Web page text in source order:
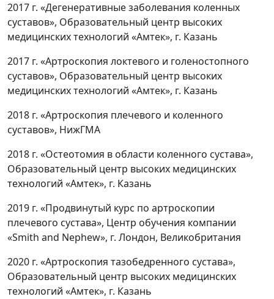
2017 г. «Дегенеративные заболевания коленных
суставов», Образовательный центр высоких
медицинских технологий «Амтек», г. Казань
2017 г. «Артроскопия локтевого и голеностопного
суставов», Образовательный центр высоких
медицинских технологий «Амтек», г. Казань
2018 г. «Артроскопия плечевого и коленного
суставов», НижГМА
2018 г. «Остеотомия в области коленного сустава»,
Образовательный центр высоких медицинских
технологий «Амтек», г. Казань
2019 г. «Продвинутый курс по артроскопии
плечевого сустава», Центр обучения компании
«Smith and Nephew», г. Лондон, Великобритания
2020 г. «Артроскопия тазобедренного сустава»,
Образовательный центр высоких медицинских
технологий «Амтек», г. Казань